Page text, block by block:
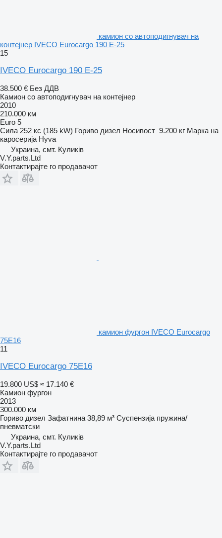
камион со автоподигнувач на
контејнер IVECO Eurocargo 190 E-25
15
IVECO Eurocargo 190 E-25
38.500 € Без ДДВ
Камион со автоподигнувач на контејнер
2010
210.000 км
Euro 5
Сила 252 кс (185 kW) Гориво дизел Носивост 9.200 кг Марка на
каросерија Hyva
Украина, смт. Куликів
V.Y.parts.Ltd
Контактирајте го продавачот
камион фургон IVECO Eurocargo
75E16
11
IVECO Eurocargo 75E16
19.800 US$ ≈ 17.140 €
Камион фургон
2013
300.000 км
Гориво дизел Зафатнина 38,89 м³ Суспензија пружина/
пневматски
Украина, смт. Куликів
V.Y.parts.Ltd
Контактирајте го продавачот